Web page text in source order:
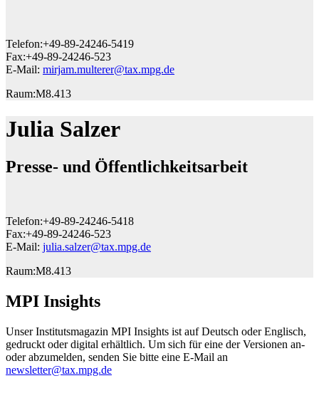
Telefon:+49-89-24246-5419
Fax:+49-89-24246-523
E-Mail: mirjam.multerer@tax.mpg.de
Raum:M8.413
Julia Salzer
Presse- und Öffentlichkeitsarbeit
Telefon:+49-89-24246-5418
Fax:+49-89-24246-523
E-Mail: julia.salzer@tax.mpg.de
Raum:M8.413
MPI Insights
Unser Institutsmagazin MPI Insights ist auf Deutsch oder Englisch,
gedruckt oder digital erhältlich. Um sich für eine der Versionen an-
oder abzumelden, senden Sie bitte eine E-Mail an
newsletter@tax.mpg.de